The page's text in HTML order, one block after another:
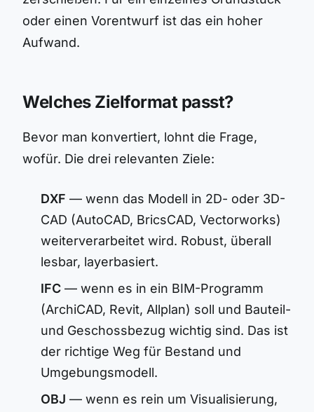
oder einen Vorentwurf ist das ein hoher
Aufwand.
Welches Zielformat passt?
Bevor man konvertiert, lohnt die Frage,
wofür. Die drei relevanten Ziele:
DXF — wenn das Modell in 2D- oder 3D-
CAD (AutoCAD, BricsCAD, Vectorworks)
weiterverarbeitet wird. Robust, überall
lesbar, layerbasiert.
IFC — wenn es in ein BIM-Programm
(ArchiCAD, Revit, Allplan) soll und Bauteil-
und Geschossbezug wichtig sind. Das ist
der richtige Weg für Bestand und
Umgebungsmodell.
OBJ — wenn es rein um Visualisierung,